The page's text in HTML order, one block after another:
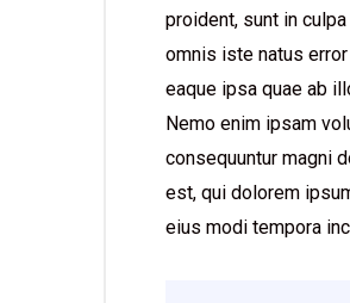
proident, sunt in
omnis iste natus
eaque ipsa quae ab
Nemo enim ipsam
consequuntur magni
est, qui dolorem
eius modi tempora